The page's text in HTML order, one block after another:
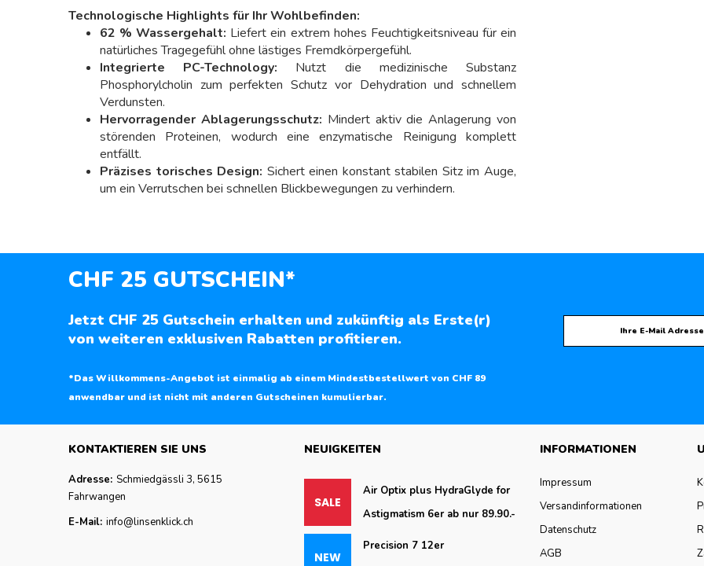
Technologische Highlights für Ihr Wohlbefinden:
62 % Wassergehalt: Liefert ein extrem hohes Feuchtigkeitsniveau für ein
natürliches Tragegefühl ohne lästiges Fremdkörpergefühl.
Integrierte PC-Technology: Nutzt die medizinische Substanz
Phosphorylcholin zum perfekten Schutz vor Dehydration und schnellem
Verdunsten.
Hervorragender Ablagerungsschutz: Mindert aktiv die Anlagerung von
störenden Proteinen, wodurch eine enzymatische Reinigung komplett
entfällt.
Präzises torisches Design: Sichert einen konstant stabilen Sitz im Auge,
um ein Verrutschen bei schnellen Blickbewegungen zu verhindern.
CHF 25 GUTSCHEIN*
Jetzt CHF 25 Gutschein erhalten und zukünftig als Erste(r)
von weiteren exklusiven Rabatten profitieren.
*Das Willkommens-Angebot ist einmalig ab einem Mindestbestellwert von CHF 89
anwendbar und ist nicht mit anderen Gutscheinen kumulierbar.
KONTAKTIEREN SIE UNS
Adresse: Schmiedgässli 3, 5615
Fahrwangen
E-Mail: info@linsenklick.ch
NEUIGKEITEN
Air Optix plus HydraGlyde for
Astigmatism 6er ab nur 89.90.-
Precision 7 12er
INFORMATIONEN
Impressum
Versandinformationen
Datenschutz
AGB